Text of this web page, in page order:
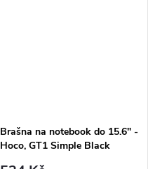
Brašna na notebook do 15.6" -
Hoco, GT1 Simple Black